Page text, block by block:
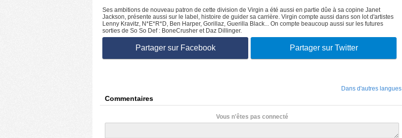
Ses ambitions de nouveau patron de cette division de Virgin a été aussi en partie dûe à sa copine Janet
Jackson, présente aussi sur le label, histoire de guider sa carrière. Virgin compte aussi dans son lot d'artistes
Lenny Kravitz, N*E*R*D, Ben Harper, Gorillaz, Guerilla Black... On compte beaucoup aussi sur les futures
sorties de So So Def : BoneCrusher et Daz Dillinger.
Partager sur Facebook Partager sur Twitter
Dans d'autres langues
Commentaires
Vous n'êtes pas connecté